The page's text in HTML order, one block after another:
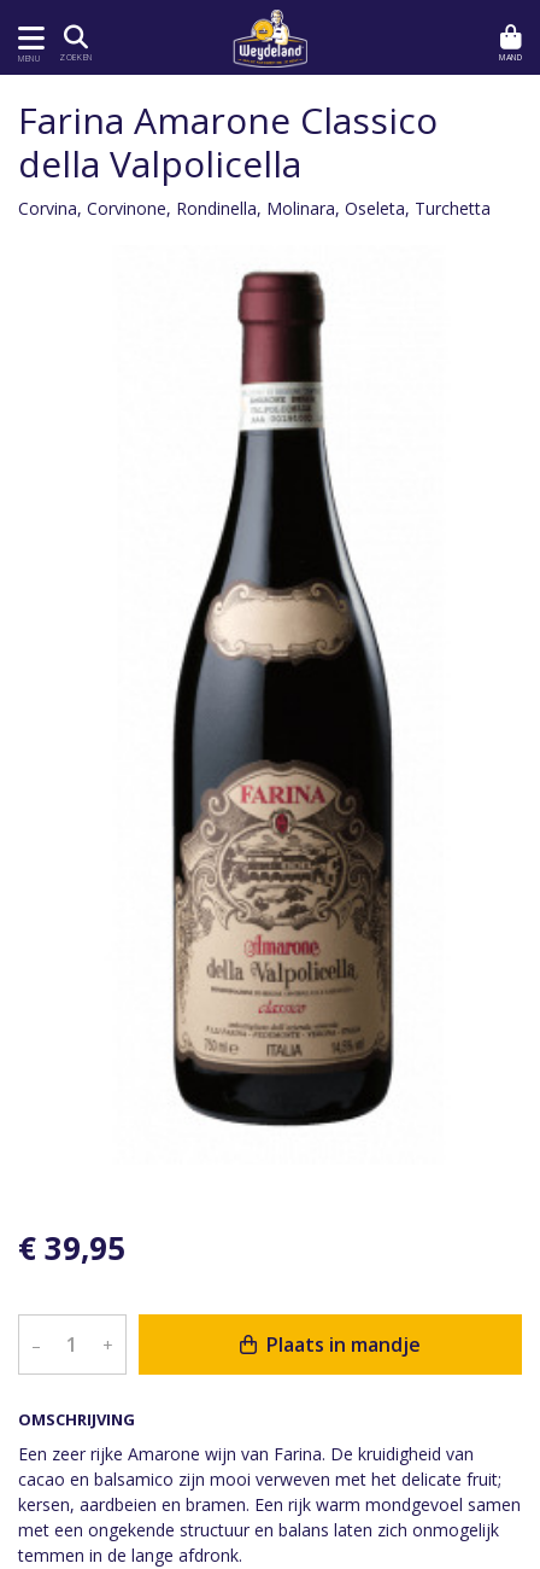
MENU ZOEKEN MAND
OMSCHRIJVING
Een zeer rijke Amarone wijn van Farina. De kruidigheid van
cacao en balsamico zijn mooi verweven met het delicate fruit;
kersen, aardbeien en bramen. Een rijk warm mondgevoel samen
met een ongekende structuur en balans laten zich onmogelijk
temmen in de lange afdronk.
Farina Amarone Classico
della Valpolicella
Corvina, Corvinone, Rondinella, Molinara, Oseleta, Turchetta
€ 39,95
– + Plaats in mandje